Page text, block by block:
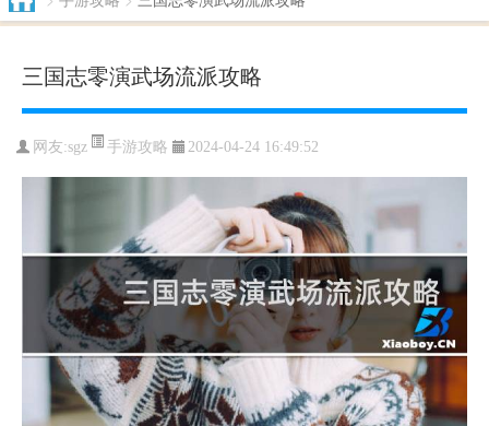
三国志零演武场流派攻略
网友:sgz 手游攻略 2024-04-24 16:49:52